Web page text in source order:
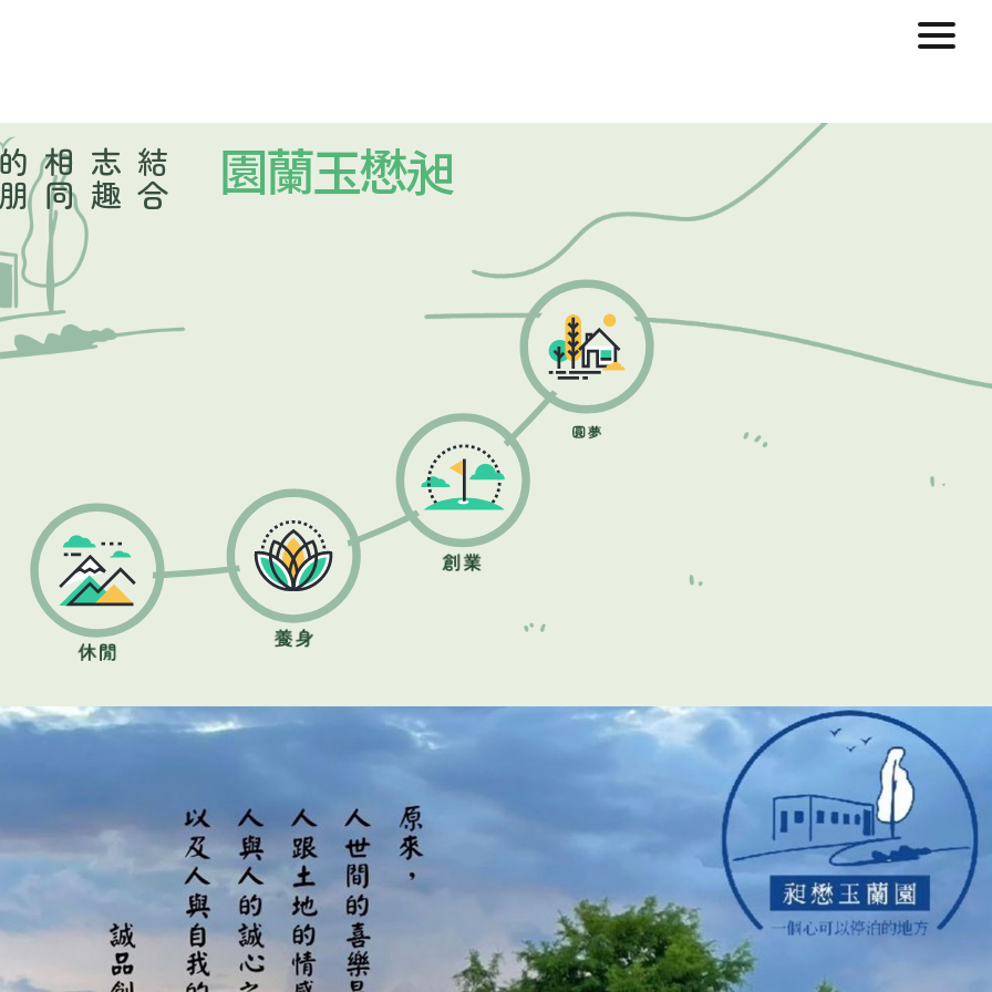
昶懋玉蘭園
結
合
志
趣
相
同
的
朋